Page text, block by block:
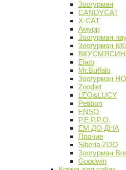
Зоогурман
CANDYCAT
X-CAT
Амурр
Зоогурман
Зоогурман
Elato
Mr.Buffalo
Зоогурман
Zoodiet
LEO&LUCY
Petibon
ENSO
P.E.P.P.O.
ЕМ ДО ДНА
Прочие
Siberia ZOO
Зоогурман
Goodwin